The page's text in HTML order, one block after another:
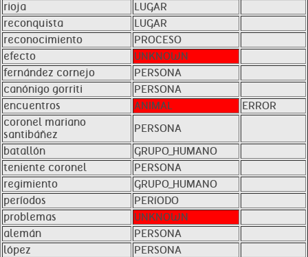
rioja
LUGAR
reconquista
LUGAR
reconocimiento
PROCESO
efecto
UNKNOWN
fernández cornejo
PERSONA
canónigo gorriti
PERSONA
encuentros
ANIMAL
ERROR
coronel mariano
santibáñez
PERSONA
batallón
GRUPO_HUMANO
teniente coronel
PERSONA
regimiento
GRUPO_HUMANO
períodos
PERíODO
problemas
UNKNOWN
alemán
PERSONA
lópez
PERSONA